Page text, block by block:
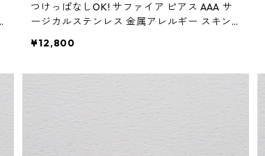
つけっぱなしOK! サファイア ピアス AAA サ
ージカルステンレス 金属アレルギー スキン
¥12,800